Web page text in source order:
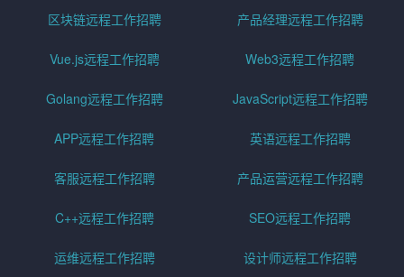
区块链远程工作招聘 产品经理远程工作招聘
Vue.js远程工作招聘 Web3远程工作招聘
Golang远程工作招聘 JavaScript远程工作招聘
APP远程工作招聘 英语远程工作招聘
客服远程工作招聘 产品运营远程工作招聘
C++远程工作招聘 SEO远程工作招聘
运维远程工作招聘 设计师远程工作招聘